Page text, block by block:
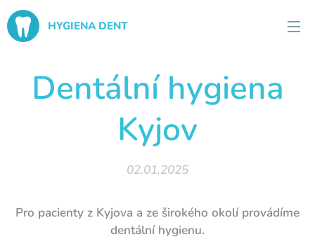
HYGIENA DENT
Dentální hygiena
Kyjov
02.01.2025
Pro pacienty z Kyjova a ze širokého okolí provádíme
dentální hygienu.